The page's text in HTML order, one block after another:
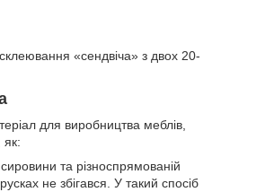
«сендвіча» з двох 20-
для виробництва меблів,
як:
та різноспрямованій
не збігався. У такий спосіб